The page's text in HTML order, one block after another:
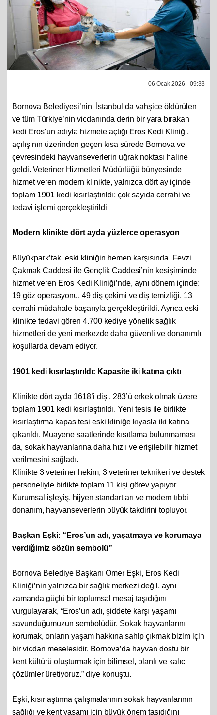
06 Ocak 2026 - 09:33
Bornova Belediyesi’nin, İstanbul’da vahşice öldürülen
ve tüm Türkiye’nin vicdanında derin bir yara bırakan
kedi Eros’un adıyla hizmete açtığı Eros Kedi Kliniği,
açılışının üzerinden geçen kısa sürede Bornova ve
çevresindeki hayvanseverlerin uğrak noktası haline
geldi. Veteriner Hizmetleri Müdürlüğü bünyesinde
hizmet veren modern klinikte, yalnızca dört ay içinde
toplam 1901 kedi kısırlaştırıldı; çok sayıda cerrahi ve
tedavi işlemi gerçekleştirildi.
Modern klinikte dört ayda yüzlerce operasyon
Büyükpark’taki eski kliniğin hemen karşısında, Fevzi
Çakmak Caddesi ile Gençlik Caddesi’nin kesişiminde
hizmet veren Eros Kedi Kliniği’nde, aynı dönem içinde:
19 göz operasyonu, 49 diş çekimi ve diş temizliği, 13
cerrahi müdahale başarıyla gerçekleştirildi. Ayrıca eski
klinikte tedavi gören 4.700 kediye yönelik sağlık
hizmetleri de yeni merkezde daha güvenli ve donanımlı
koşullarda devam ediyor.
1901 kedi kısırlaştırıldı: Kapasite iki katına çıktı
Klinikte dört ayda 1618’i dişi, 283’ü erkek olmak üzere
toplam 1901 kedi kısırlaştırıldı. Yeni tesis ile birlikte
kısırlaştırma kapasitesi eski kliniğe kıyasla iki katına
çıkarıldı. Muayene saatlerinde kısıtlama bulunmaması
da, sokak hayvanlarına daha hızlı ve erişilebilir hizmet
verilmesini sağladı.
Klinikte 3 veteriner hekim, 3 veteriner teknikeri ve destek
personeliyle birlikte toplam 11 kişi görev yapıyor.
Kurumsal işleyiş, hijyen standartları ve modern tıbbi
donanım, hayvanseverlerin büyük takdirini topluyor.
Başkan Eşki: “Eros’un adı, yaşatmaya ve korumaya
verdiğimiz sözün sembolü”
Bornova Belediye Başkanı Ömer Eşki, Eros Kedi
Kliniği’nin yalnızca bir sağlık merkezi değil, aynı
zamanda güçlü bir toplumsal mesaj taşıdığını
vurgulayarak, “Eros’un adı, şiddete karşı yaşamı
savunduğumuzun sembolüdür. Sokak hayvanlarını
korumak, onların yaşam hakkına sahip çıkmak bizim için
bir vicdan meselesidir. Bornova’da hayvan dostu bir
kent kültürü oluşturmak için bilimsel, planlı ve kalıcı
çözümler üretiyoruz.” diye konuştu.
Eşki, kısırlaştırma çalışmalarının sokak hayvanlarının
sağlığı ve kent yaşamı için büyük önem taşıdığını